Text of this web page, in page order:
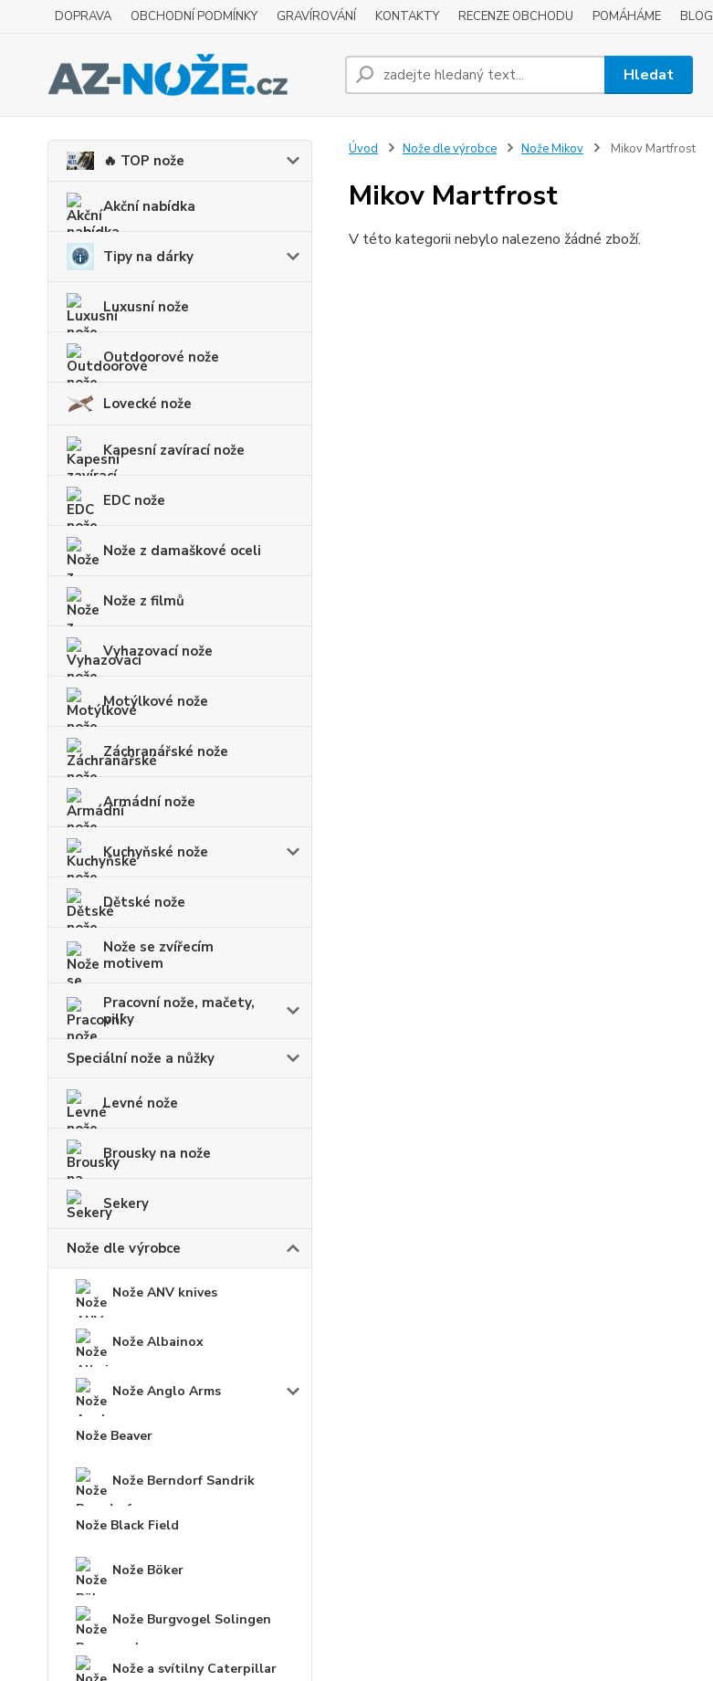
DOPRAVA OBCHODNÍ PODMÍNKY GRAVÍROVÁNÍ KONTAKTY RECENZE OBCHODU POMÁHÁME BLOG
Hledat
🔥 TOP nože
Akční nabídka
Tipy na dárky
Luxusní nože
Outdoorové nože
Lovecké nože
Kapesní zavírací nože
EDC nože
Nože z damaškové oceli
Nože z filmů
Vyhazovací nože
Motýlkové nože
Záchranářské nože
Armádní nože
Kuchyňské nože
Dětské nože
Nože se zvířecím
motivem
Pracovní nože, mačety,
pilky
Speciální nože a nůžky
Levné nože
Brousky na nože
Sekery
Nože dle výrobce
Nože ANV knives
Nože Albainox
Nože Anglo Arms
Nože Beaver
Nože Berndorf Sandrik
Nože Black Field
Nože Böker
Nože Burgvogel Solingen
Nože a svítilny Caterpillar
Úvod Nože dle výrobce Nože Mikov Mikov Martfrost
Mikov Martfrost
V této kategorii nebylo nalezeno žádné zboží.